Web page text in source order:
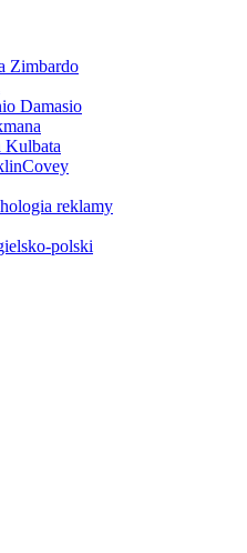
Zimbardo
Damasio
Kulbata
reklamy
polski